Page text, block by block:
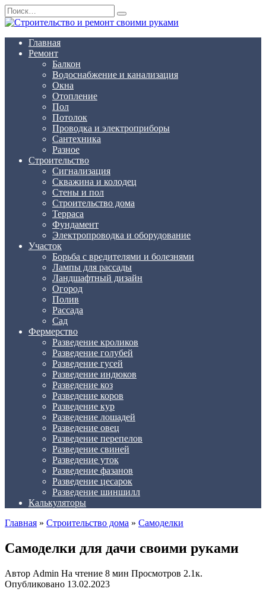
Перейти
к
содержанию
Search
for:
Главная
Ремонт
Балкон
Водоснабжение и канализация
Окна
Отопление
Пол
Потолок
Проводка и электроприборы
Сантехника
Разное
Строительство
Сигнализация
Скважина и колодец
Стены и пол
Строительство дома
Терраса
Фундамент
Электропроводка и оборудование
Участок
Борьба с вредителями и болезнями
Лампы для рассады
Ландшафтный дизайн
Огород
Полив
Рассада
Сад
Фермерство
Разведение кроликов
Разведение голубей
Разведение гусей
Разведение индюков
Разведение коз
Разведение коров
Разведение кур
Разведение лошадей
Разведение овец
Разведение перепелов
Разведение свиней
Разведение уток
Разведение фазанов
Разведение цесарок
Разведение шиншилл
Калькуляторы
Главная » Строительство дома » Самоделки
Самоделки для дачи своими руками
Автор Admin На чтение 8 мин Просмотров 2.1к.
Опубликовано 13.02.2023